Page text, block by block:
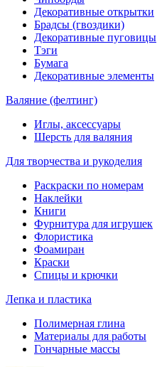
Декоративные открытки
Брадсы (гвоздики)
Декоративные пуговицы
Тэги
Бумага
Декоративные элементы
Валяние (фелтинг)
Иглы, аксессуары
Шерсть для валяния
Для творчества и рукоделия
Раскраски по номерам
Наклейки
Книги
Фурнитура для игрушек
Флористика
Фоамиран
Краски
Спицы и крючки
Лепка и пластика
Полимерная глина
Материалы для работы
Гончарные массы